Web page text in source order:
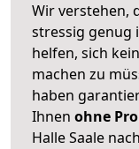
Wir verstehen,
stressig genug
helfen, sich
machen zu
haben
Ihnen ohne
Halle Saale